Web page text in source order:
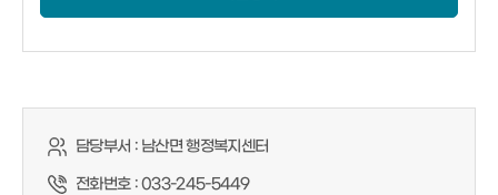
담당부서 :남산면 행정복지센터
전화번호 :033-245-5449